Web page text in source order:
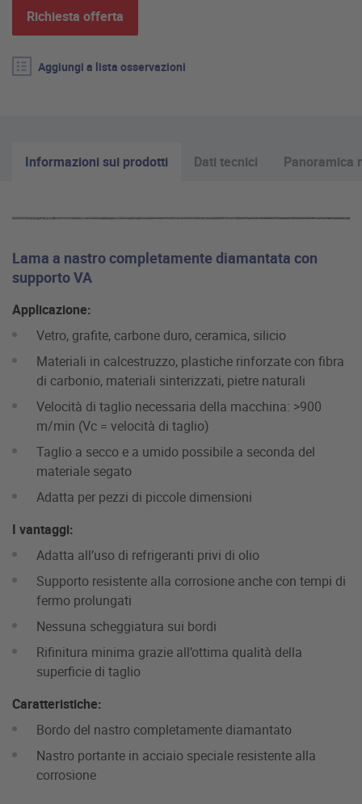
Richiesta offerta
Aggiungi a lista osservazioni
Informazioni sui prodotti Dati tecnici Panoramica
Lama a nastro completamente diamantata con
supporto VA
Applicazione:
Vetro, grafite, carbone duro, ceramica, silicio
Materiali in calcestruzzo, plastiche rinforzate con fibra
di carbonio, materiali sinterizzati, pietre naturali
Velocità di taglio necessaria della macchina: >900
m/min (Vc = velocità di taglio)
Taglio a secco e a umido possibile a seconda del
materiale segato
Adatta per pezzi di piccole dimensioni
I vantaggi:
Adatta all’uso di refrigeranti privi di olio
Supporto resistente alla corrosione anche con tempi di
fermo prolungati
Nessuna scheggiatura sui bordi
Rifinitura minima grazie all’ottima qualità della
superficie di taglio
Caratteristiche:
Bordo del nastro completamente diamantato
Nastro portante in acciaio speciale resistente alla
corrosione